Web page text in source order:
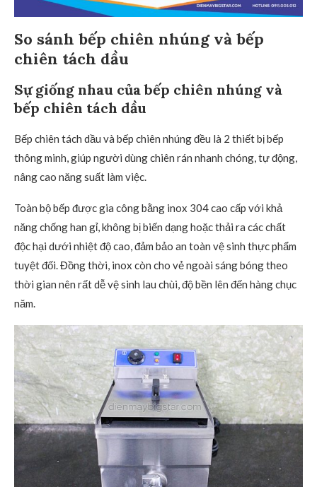
So sánh bếp chiên nhúng và bếp
chiên tách dầu
Sự giống nhau của bếp chiên nhúng và
bếp chiên tách dầu
Bếp chiên tách dầu và bếp chiên nhúng đều là 2 thiết bị bếp
thông minh, giúp người dùng chiên rán nhanh chóng, tự động,
nâng cao năng suất làm việc.
Toàn bộ bếp được gia công bằng inox 304 cao cấp với khả
năng chống han gỉ, không bị biến dạng hoặc thải ra các chất
độc hại dưới nhiệt độ cao, đảm bảo an toàn vệ sinh thực phẩm
tuyệt đối. Đồng thời, inox còn cho vẻ ngoài sáng bóng theo
thời gian nên rất dễ vệ sinh lau chùi, độ bền lên đến hàng chục
năm.